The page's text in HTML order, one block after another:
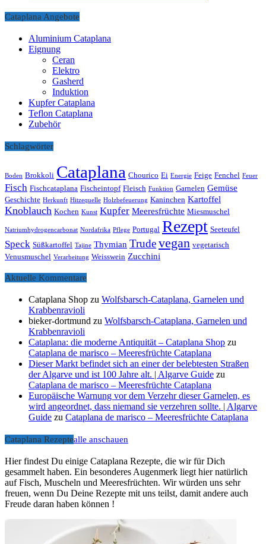
Cataplana Angebote
Aluminium Cataplana
Eignung
Ceran
Elektro
Gasherd
Induktion
Kupfer Cataplana
Teflon Cataplana
Zubehör
Schlagwörter
Boden Brokkoli Cataplana Chourico Ei Energie Feige Fenchel Feuer
Fisch Fischcataplana Fischeintopf Fleisch Funktion Garnelen Gemüse
Geschichte Herkunft Hitzequelle Holzbefeuerung Kaninchen Kartoffel
Knoblauch Kochen Kunst Kupfer Meeresfrüchte Miesmuschel
Natriumhydrogencarbonat Nordafrika Pflege Portugal Rezept Seeteufel
Speck Süßkartoffel Tajine Thymian Trudevegan vegetarisch
Venusmuschel Verarbeitung Weisswein Zucchini
Aktuelle Kommentare
Cataplana Shop zu Wolfsbarsch-Cataplana, Garnelen und
Krabbenravioli
bieker-dortmund zu Wolfsbarsch-Cataplana, Garnelen und
Krabbenravioli
Cataplana: die moderne Antiquität – Cataplana Shop zu
Cataplana de marisco – Meeresfrüchte Cataplana
Dieser Markt befindet sich an einer der belebtesten Straßen
der Algarve und ist 100 Jahre alt. | Algarve Guide zu
Cataplana de marisco – Meeresfrüchte Cataplana
Europäische Warnung vor dem Verzehr dieser Garnelen, es
wird angeordnet, dass niemand sie verzehren sollte. | Algarve
Guide zu Cataplana de marisco – Meeresfrüchte Cataplana
Cataplana Rezeptealle anschauen
Hier findest Du einige Cataplana Rezepte, die wir für Dich
gesammelt haben. Ein besonderes Augenmerk liegt hier natürlich
auf Fisch, Muscheln und Meeresfrüchten. Wir würden uns sehr
freuen, wenn Du Deine Rezepte mit uns teilst, damit andere auch
Freude daran haben können !